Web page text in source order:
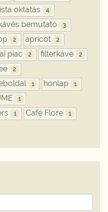
oktatás 4
bemutató 3
2 apricot 2
piac 2 filterkávé 2
2
1 honlap 1
1
1 Café Flore 1